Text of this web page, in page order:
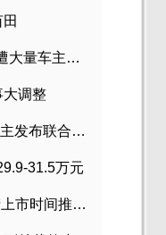
无法按时提车！！长安深蓝SL03遭大量车主投诉
大调整
权益“缩水”、虚假宣传？智己L7车主发布联合维权声明
31.5万元
特斯拉将Cybertruck电动货车生产上市时间推迟到2023年初